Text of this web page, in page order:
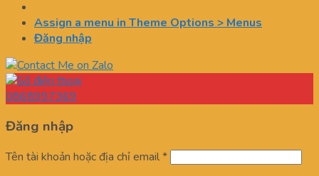
Assign a menu in Theme Options > Menus
Đăng nhập
0868997369
Đăng nhập
Tên tài khoản hoặc địa chỉ email*